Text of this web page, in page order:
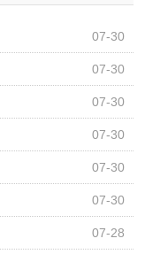
07-30
07-30
07-30
07-30
07-30
07-30
07-28